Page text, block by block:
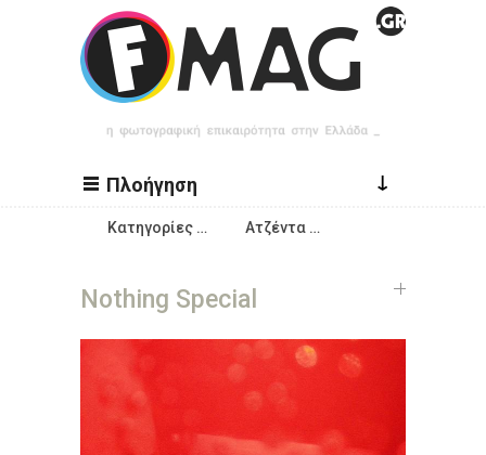
Παράκαμψη προς το κυρίως περιεχόμενο
Πλοήγηση ↓
Κατηγορίες … Ατζέντα …
Nothing Special